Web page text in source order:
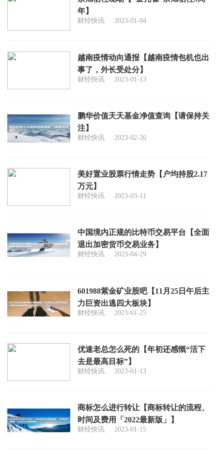
年】
财经快讯 2023-01-04
越南疫情动向通报【越南疫情包机也出
事了，外长受处分】
财经快讯 2023-01-13
鹏华价值天天基金净值查询【请保持关
注】
财经快讯 2023-02-26
美好置业股票行情走势【户均持股2.17
万元】
财经快讯 2023-03-11
中国境内正规的比特币交易平台【全面
退出加密货币交易业务】
财经快讯 2023-04-29
601988紫金矿业股吧【11月25日午后主
力巨资出逃四大板块】
财经快讯 2023-01-25
优速老总怎么死的【年初还感慨“活下
去是最高目标”】
财经快讯 2023-01-13
商标怎么进行转让【商标转让的流程、
时间及费用「2022最新版」】
财经快讯 2023-01-15